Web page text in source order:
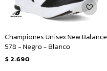
Championes Unisex New Balance
578 - Negro - Blanco
$ 2.690